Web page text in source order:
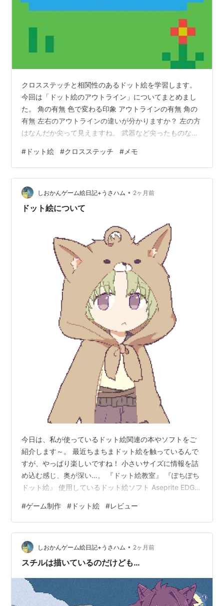
クロスステッチと相関性のあるドット絵を学習します。
今回は「ドット絵のアウトライン」についてまとめまし
た。 角の有無 色で変わる印象 アウトラインの有無 角の
有無 左右のアウトラインの違いが分かりますか？ 左の方
はなんだか尖って見えますね。 武器など尖ったものなら
消したものが右になります。 少し柔かい雰囲気に変わり
ましたね。 色で変わる印象 【黒色】 【茶色】 【内側の
色を暗めにした色】 【光源を加えた色】 ・黒色はしっか
り存在感をアピール。ゲームとかに向いてそうです。 ・
茶色はこの画像には合わなかったのですが、 白いキャラ
# ドット絵 #クロスステッチ # メモ
しおかんゲーム絵日記+うさハム • 2ヶ月前
ドット絵について
今日は、私が使っているドット絵関連の本やソフトをご
紹介します～。 最近ちまちまドット絵を触っているんで
すが、やっぱり楽しいですね！ 小さいサイズに情報を詰
め込む感じ、奥が深い…。 『ドット絵教室』 『ぽちぽち
ドット絵』 使用しているドット絵ソフト Aseprite EDGE
室』 リンク 私が理想としているドット絵、ここにありま
す。 まずですね……表紙を見てください。 『ハムスタ
ー』がいるんですよ。 もうこの時点で神本では？？？？
ハムスターが表紙にいる本に悪い本はない（断言）。 内
容もかなり分かりやすくて、 ・基本的なドットの打ち
#ゲーム制作 # ドット絵 #レビュー
しおかんゲーム絵日記+うさハム • 2ヶ月前
スチルは描いているのだけども…